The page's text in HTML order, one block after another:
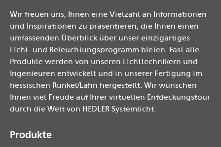
Wir freuen uns, Ihnen eine Vielzahl an Informationen
und Inspirationen zu präsentieren, die Ihnen einen
umfassenden Überblick über unser einzigartiges
Licht- und Beleuchtungsprogramm bieten. Fast alle
Produkte werden von unseren Lichttechnikern und
Ingenieuren entwickelt und in unserer Fertigung im
hessischen Runkel/Lahn hergestellt. Wir wünschen
Ihnen viel Freude auf Ihrer virtuellen Entdeckungstour
durch die Welt von HEDLER Systemlicht.
Produkte